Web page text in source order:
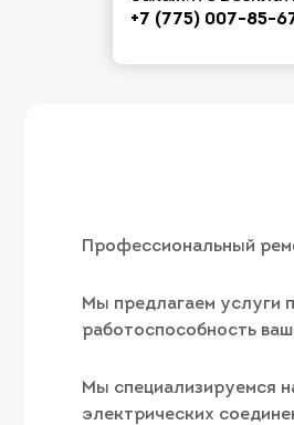
+7 (775) 007-85-
Профессиональный
Мы предлагаем услуги
работоспособность
Мы специализируемся
электрических